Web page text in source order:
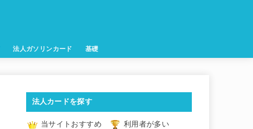
法人ガソリンカード 基礎
法人カードを探す
当サイトおすすめ
利用者が多い